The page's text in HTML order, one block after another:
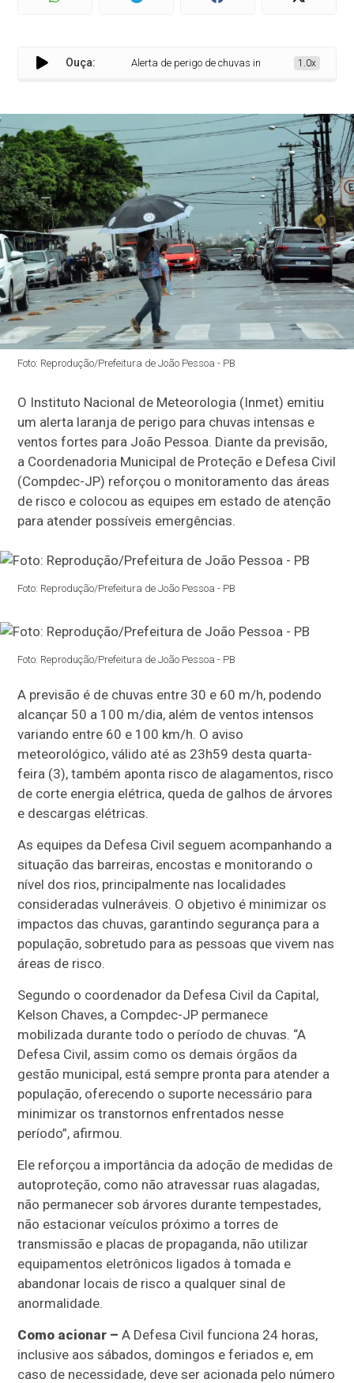
Ouça: Alerta de perigo de chuvas intensas do Inmet
1.0x
Foto: Reprodução/Prefeitura de João Pessoa - PB
O Instituto Nacional de Meteorologia (Inmet) emitiu
um alerta laranja de perigo para chuvas intensas e
ventos fortes para João Pessoa. Diante da previsão,
a Coordenadoria Municipal de Proteção e Defesa Civil
(Compdec-JP) reforçou o monitoramento das áreas
de risco e colocou as equipes em estado de atenção
para atender possíveis emergências.
Foto: Reprodução/Prefeitura de João Pessoa - PB
Foto: Reprodução/Prefeitura de João Pessoa - PB
A previsão é de chuvas entre 30 e 60 m/h, podendo
alcançar 50 a 100 m/dia, além de ventos intensos
variando entre 60 e 100 km/h. O aviso
meteorológico, válido até as 23h59 desta quarta-
feira (3), também aponta risco de alagamentos, risco
de corte energia elétrica, queda de galhos de árvores
e descargas elétricas.
As equipes da Defesa Civil seguem acompanhando a
situação das barreiras, encostas e monitorando o
nível dos rios, principalmente nas localidades
consideradas vulneráveis. O objetivo é minimizar os
impactos das chuvas, garantindo segurança para a
população, sobretudo para as pessoas que vivem nas
áreas de risco.
Segundo o coordenador da Defesa Civil da Capital,
Kelson Chaves, a Compdec-JP permanece
mobilizada durante todo o período de chuvas. “A
Defesa Civil, assim como os demais órgãos da
gestão municipal, está sempre pronta para atender a
população, oferecendo o suporte necessário para
minimizar os transtornos enfrentados nesse
período”, afirmou.
Ele reforçou a importância da adoção de medidas de
autoproteção, como não atravessar ruas alagadas,
não permanecer sob árvores durante tempestades,
não estacionar veículos próximo a torres de
transmissão e placas de propaganda, não utilizar
equipamentos eletrônicos ligados à tomada e
abandonar locais de risco a qualquer sinal de
anormalidade.
Como acionar –A Defesa Civil funciona 24 horas,
inclusive aos sábados, domingos e feriados e, em
caso de necessidade, deve ser acionada pelo número